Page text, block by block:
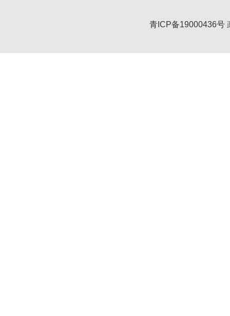
青ICP备19000436号